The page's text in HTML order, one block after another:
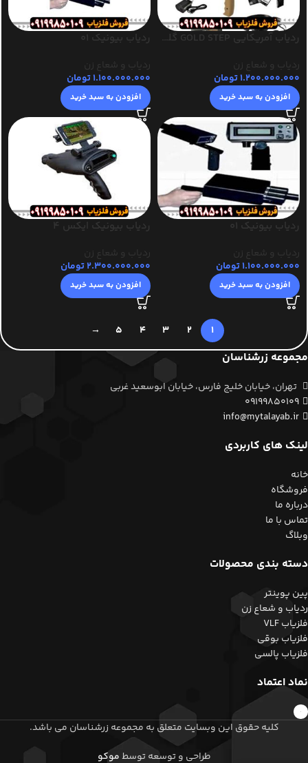
ردیاب و شعاع زن
1.200.000.000تومان
افزودن به سبد خرید
ردیاب بیونیک 01
ردیاب و شعاع زن
1.100.000.000تومان
افزودن به سبد خرید
ردیاب بیونیک 01
ردیاب و شعاع زن
1.100.000.000تومان
افزودن به سبد خرید
ردیاب بیونیک ایکس 4
ردیاب و شعاع زن
2.300.000.000تومان
افزودن به سبد خرید
1
2
3
4
5
→
مجموعه زرشناسان
تهران، خیابان خلیج فارس، خیابان ابوسعید غربی
09199850109
info@mytalayab.ir
لینک های کاربردی
خانه
فروشگاه
درباره ما
تماس با ما
وبلاگ
دسته بندی محصولات
پین پوینتر
ردیاب و شعاع زن
فلزیاب VLF
فلزیاب بوقی
فلزیاب پالسی
نماد اعتماد
کلیه حقوق این وبسایت متعلق به مجموعه زرشناسان می باشد.
طراحی و توسعه توسطموکو